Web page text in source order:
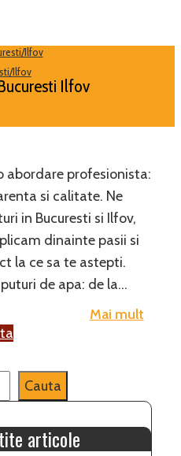
Ilfov
Ilfov
Ilfov
abordare profesionista:
si calitate. Ne
in Bucuresti si Ilfov,
dinainte pasii si
la ce sa te astepti.
de apa: de la…
Mai mult
Cauta
articole